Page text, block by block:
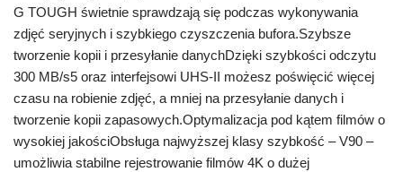
G TOUGH świetnie sprawdzają się podczas wykonywania
zdjęć seryjnych i szybkiego czyszczenia bufora.Szybsze
tworzenie kopii i przesyłanie danychDzięki szybkości odczytu
300 MB/s5 oraz interfejsowi UHS-II możesz poświęcić więcej
czasu na robienie zdjęć, a mniej na przesyłanie danych i
tworzenie kopii zapasowych.Optymalizacja pod kątem filmów o
wysokiej jakościObsługa najwyższej klasy szybkość – V90 –
umożliwia stabilne rejestrowanie filmów 4K o dużej